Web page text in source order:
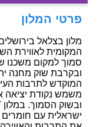
פרטי המלון
מלון בצלאל
המקומית לאווירת
סמוך למקום משכנו
ובקרבת שוק מחנה
המוקדש לתרבות
משמש נקודת יציאה
ישראלית עם חומרים